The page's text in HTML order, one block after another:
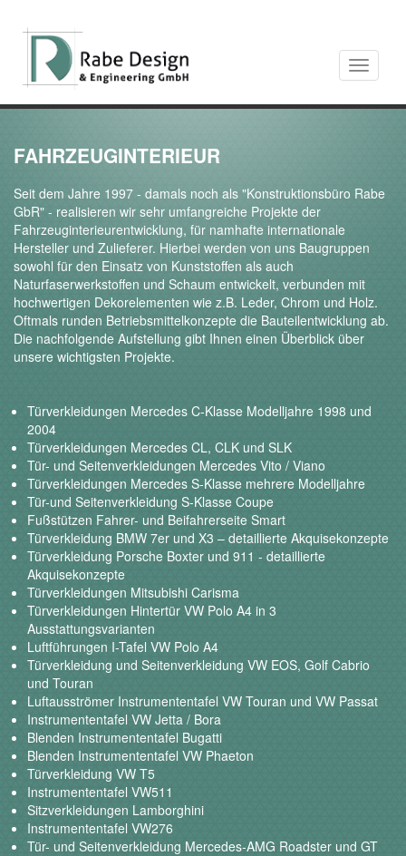
Toggle
FAHRZEUGINTERIEUR
Seit dem Jahre 1997 - damals noch als "Konstruktionsbüro Rabe
GbR" - realisieren wir sehr umfangreiche Projekte der
Fahrzeuginterieurentwicklung, für namhafte internationale
Hersteller und Zulieferer. Hierbei werden von uns Baugruppen
sowohl für den Einsatz von Kunststoffen als auch
Naturfaserwerkstoffen und Schaum entwickelt, verbunden mit
hochwertigen Dekorelementen wie z.B. Leder, Chrom und Holz.
Oftmals runden Betriebsmittelkonzepte die Bauteilentwicklung ab.
Die nachfolgende Aufstellung gibt Ihnen einen Überblick über
unsere wichtigsten Projekte.
Türverkleidungen Mercedes C-Klasse Modelljahre 1998 und
2004
Türverkleidungen Mercedes CL, CLK und SLK
Tür- und Seitenverkleidungen Mercedes Vito / Viano
Türverkleidungen Mercedes S-Klasse mehrere Modelljahre
Tür-und Seitenverkleidung S-Klasse Coupe
Fußstützen Fahrer- und Beifahrerseite Smart
Türverkleidung BMW 7er und X3 – detaillierte Akquisekonzepte
Türverkleidung Porsche Boxter und 911 - detaillierte
Akquisekonzepte
Türverkleidungen Mitsubishi Carisma
Türverkleidungen Hintertür VW Polo A4 in 3
Ausstattungsvarianten
Luftführungen I-Tafel VW Polo A4
Türverkleidung und Seitenverkleidung VW EOS, Golf Cabrio
und Touran
Luftausströmer Instrumententafel VW Touran und VW Passat
Instrumententafel VW Jetta / Bora
Blenden Instrumententafel Bugatti
Blenden Instrumententafel VW Phaeton
Türverkleidung VW T5
Instrumententafel VW511
Sitzverkleidungen Lamborghini
Instrumententafel VW276
Tür- und Seitenverkleidung Mercedes-AMG Roadster und GT